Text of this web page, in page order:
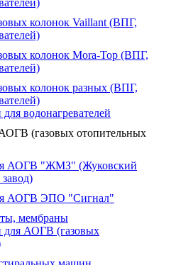
колонок Vaillant (ВПГ,
колонок Mora-Top (ВПГ,
колонок разных (ВПГ,
водонагревателей
(газовых отопительных
АОГВ "ЖМЗ" (Жуковский
АОГВ ЭПО "Сигнал"
мембраны
для АОГВ (газовых